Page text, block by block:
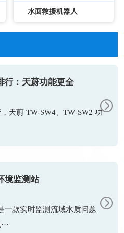
水面救援机器人
行：天蔚功能更全
天蔚 TW‑SW4、TW‑SW2 功
境监测站
一款实时监测流域水质问题